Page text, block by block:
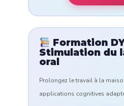
Formation
Stimulation du
oral
Prolongez le travail à la
applications cognitives